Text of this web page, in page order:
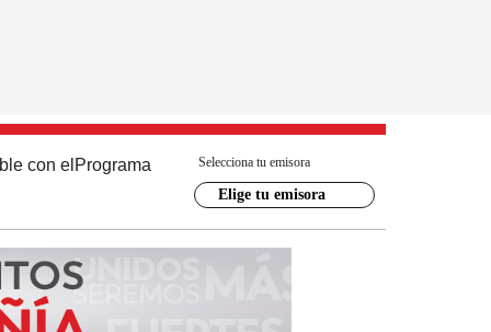
con el Programa Selecciona tu emisora
Elige tu emisora